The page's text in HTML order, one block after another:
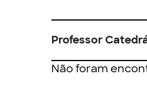
Professor
Não foram